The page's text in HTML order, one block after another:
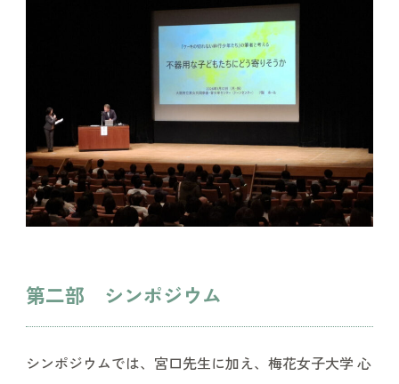
第二部 シンポジウム
シンポジウムでは、宮口先生に加え、梅花女子大学 心